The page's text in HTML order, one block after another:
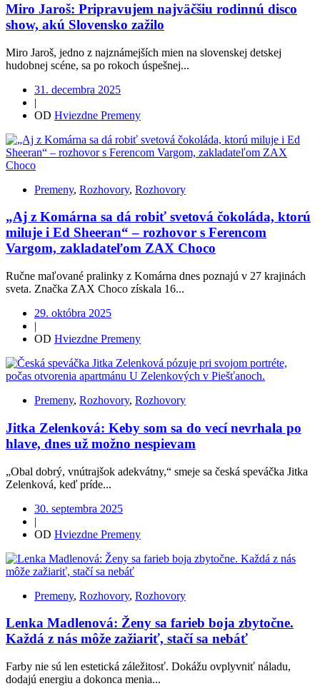
Miro Jaroš: Pripravujem najväčšiu rodinnú disco
show, akú Slovensko zažilo
Miro Jaroš, jedno z najznámejších mien na slovenskej detskej
hudobnej scéne, sa po rokoch úspešnej...
31. decembra 2025
|
OD Hviezdne Premeny
Premeny, Rozhovory, Rozhovory
„Aj z Komárna sa dá robiť svetová čokoláda, ktorú
miluje i Ed Sheeran“ – rozhovor s Ferencom
Vargom, zakladateľom ZAX Choco
Ručne maľované pralinky z Komárna dnes poznajú v 27 krajinách
sveta. Značka ZAX Choco získala 16...
29. októbra 2025
|
OD Hviezdne Premeny
Premeny, Rozhovory, Rozhovory
Jitka Zelenková: Keby som sa do vecí nevrhala po
hlave, dnes už možno nespievam
„Obal dobrý, vnútrajšok adekvátny,“ smeje sa česká speváčka Jitka
Zelenková, keď príde...
30. septembra 2025
|
OD Hviezdne Premeny
Premeny, Rozhovory, Rozhovory
Lenka Madlenová: Ženy sa farieb boja zbytočne.
Každá z nás môže zažiariť, stačí sa nebáť
Farby nie sú len estetická záležitosť. Dokážu ovplyvniť náladu,
dodajú energiu a dokonca menia...